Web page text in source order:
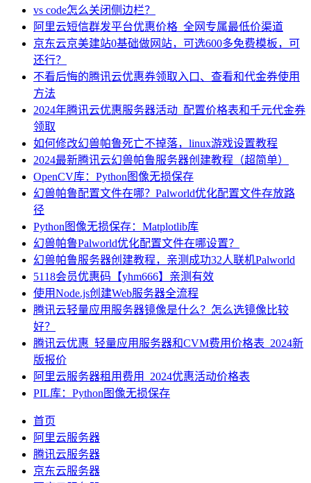
vs code怎么关闭侧边栏？
阿里云短信群发平台优惠价格_全网专属最低价渠道
京东云京美建站0基础做网站，可选600多免费模板，可
还行？
不看后悔的腾讯云优惠券领取入口、查看和代金券使用
方法
2024年腾讯云优惠服务器活动_配置价格表和千元代金券
领取
如何修改幻兽帕鲁死亡不掉落，linux游戏设置教程
2024最新腾讯云幻兽帕鲁服务器创建教程（超简单）
OpenCV库：Python图像无损保存
幻兽帕鲁配置文件在哪？Palworld优化配置文件存放路
径
Python图像无损保存：Matplotlib库
幻兽帕鲁Palworld优化配置文件在哪设置？
幻兽帕鲁服务器创建教程，亲测成功32人联机Palworld
5118会员优惠码【yhm666】亲测有效
使用Node.js创建Web服务器全流程
腾讯云轻量应用服务器镜像是什么？怎么选镜像比较
好？
腾讯云优惠_轻量应用服务器和CVM费用价格表_2024新
版报价
阿里云服务器租用费用_2024优惠活动价格表
PIL库：Python图像无损保存
首页
阿里云服务器
腾讯云服务器
京东云服务器